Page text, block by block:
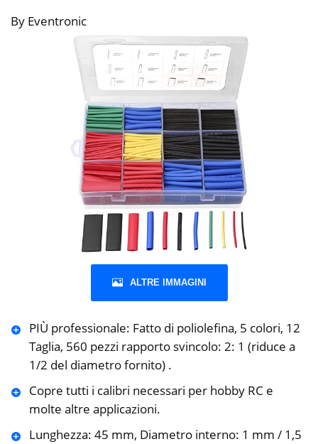
By Eventronic
ALTRE IMMAGINI
PIÙ professionale: Fatto di poliolefina, 5 colori, 12
Taglia, 560 pezzi rapporto svincolo: 2: 1 (riduce a
1/2 del diametro fornito) .
Copre tutti i calibri necessari per hobby RC e
molte altre applicazioni.
Lunghezza: 45 mm, Diametro interno: 1 mm / 1,5